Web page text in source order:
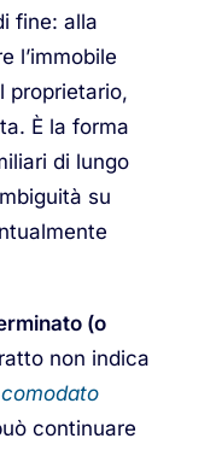
fine: alla
l’immobile
proprietario,
È la forma
di lungo
su
(o
non indica
comodato
continuare